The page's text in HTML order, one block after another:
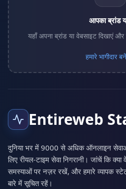
आपका ब्रांड
यहाँ अपना ब्रांड या वेबसाइट दिखाएं
हमारे भागीदार
Entireweb
दुनिया भर में 9000 से अधिक ऑनलाइन
लिए रीयल-टाइम सेवा निगरानी। जांचें कि क्या
समस्याओं पर नज़र रखें, और हमारे व्यापक
बारे में सूचित रहें।